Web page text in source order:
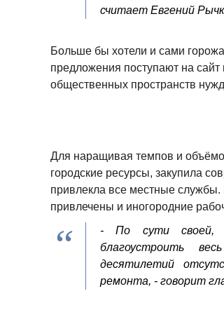
считает Евгений
Больше бы хотели и сами
предложения поступают на
общественных пространств
Для наращивая темпов и
городские ресурсы, закупила
привлекла все местные службы.
привлечены и иногородние
- По сути своей,
благоустроить
десятилетий
ремонта, - говорит